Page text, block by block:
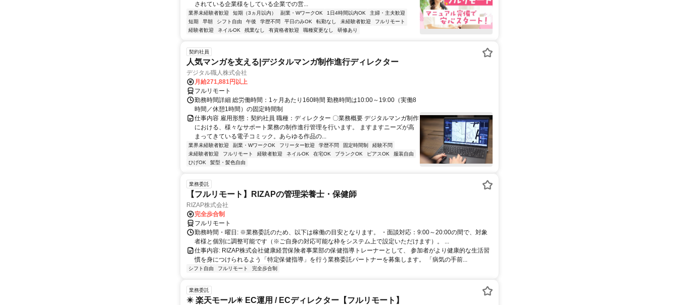
されている企業様をしている企業での営...
業界未経験者歓迎 短期（3ヵ月以内） 副業・WワークOK 1日4時間以内OK
主婦・主夫歓迎
短期
早朝 シフト自由 午後 学歴不問 平日のみOK 転勤なし 未経験者歓迎
フルリモート
経験者歓迎
ネイルOK 残業なし 有資格者歓迎 職種変更なし 研修あり
契約社員
人気マンガを支える|デジタルマンガ制作進行ディレクター
デジタル職人株式会社
月給271,881円以上
フルリモート
勤務時間詳細 総労働時間：1ヶ月あたり160時間 勤務時間は10:00～19:00（実働8
時間／休憩1時間）の固定時間制
仕事内容 雇用形態：契約社員 職種：ディレクター 〇業務概要 デジタルマンガ制作
における、様々なサポート業務の制作進行管理を行います。 ますますニーズが高
まってきている電子コミック。あらゆる作品の...
業界未経験者歓迎 副業・WワークOK フリーター歓迎 学歴不問 固定時間制
経験不問
未経験者歓迎
フルリモート 経験者歓迎 ネイルOK 在宅OK ブランクOK ピアスOK
服装自由
ひげOK
髪型・髪色自由
業務委託
【フルリモート】RIZAPの管理栄養士・保健師
RIZAP株式会社
完全歩合制
フルリモート
勤務時間・曜日: ※業務委託のため、以下は稼働の目安となります。 ・面談対応：9:00～20:00の間で、対象
者様と個別に調整可能です（※ご自身の対応可能な枠をシステム上で設定いただけます）。 ...
仕事内容: RIZAP株式会社健康経営保険者事業部の保健指導トレーナーとして、 参加者がより健康的な生活習
慣を身につけられるよう「特定保健指導」を行う業務委託パートナーを募集します。 「病気の手前...
シフト自由 フルリモート 完全歩合制
業務委託
✴️ 楽天モール✴️ EC運用 / ECディレクター【フルリモート】